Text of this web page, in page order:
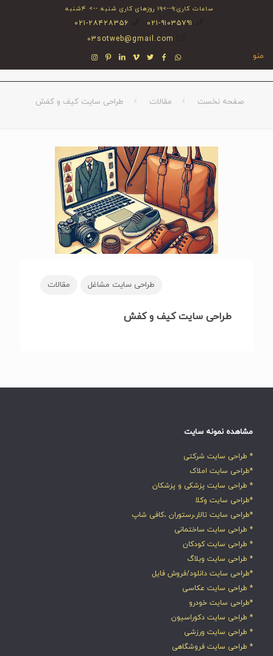
ساعات کاری:۹-->۱۹ روزهای کاری شنبه --> ۴شنبه
۰۲۱-۹۱۰۳۵۷۹۱
۰۲۱-۲۸۴۲۸۳۵۶
03sotweb@gmail.com
منو
صفحه نخست مقالات طراحی سایت کیف و کفش
طراحی سایت مشاغل مقالات
طراحی سایت کیف و کفش
مشاهده نمونه سایت
* طراحی سایت شرکتی
*طراحی سایت املاک
* طراحی سایت پزشکی و پزشکان
*طراحی سایت وکلا
*طراحی سایت تالار،رستوران ،کافی شاپ
* طراحی سایت ساختمانی
* طراحی سایت کودکان
* طراحی سایت وبلاگ
*طراحی سایت دانلود/فروش فایل
* طراحی سایت عکاسی
*طراحی سایت خودرو
* طراحی سایت دکوراسیون
* طراحی سایت ورزشی
* طراحی سایت فروشگاهی